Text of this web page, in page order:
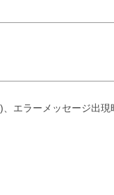
エラーメッセージ出現